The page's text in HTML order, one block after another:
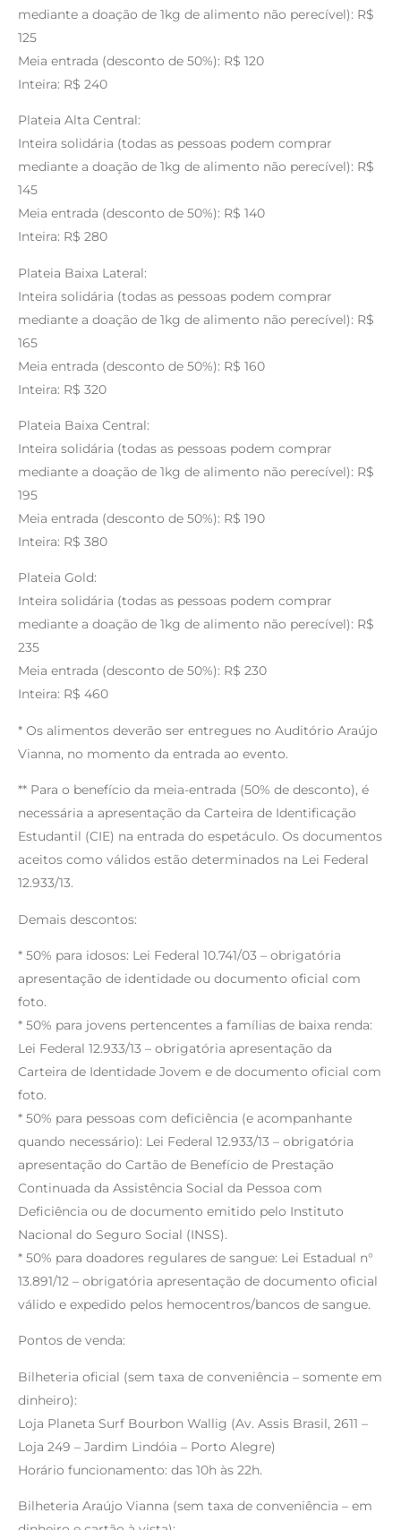
mediante a doação de 1kg de alimento não perecível): R$
125
Meia entrada (desconto de 50%): R$ 120
Inteira: R$ 240
Plateia Alta Central:
Inteira solidária (todas as pessoas podem comprar
mediante a doação de 1kg de alimento não perecível): R$
145
Meia entrada (desconto de 50%): R$ 140
Inteira: R$ 280
Plateia Baixa Lateral:
Inteira solidária (todas as pessoas podem comprar
mediante a doação de 1kg de alimento não perecível): R$
165
Meia entrada (desconto de 50%): R$ 160
Inteira: R$ 320
Plateia Baixa Central:
Inteira solidária (todas as pessoas podem comprar
mediante a doação de 1kg de alimento não perecível): R$
195
Meia entrada (desconto de 50%): R$ 190
Inteira: R$ 380
Plateia Gold:
Inteira solidária (todas as pessoas podem comprar
mediante a doação de 1kg de alimento não perecível): R$
235
Meia entrada (desconto de 50%): R$ 230
Inteira: R$ 460
* Os alimentos deverão ser entregues no Auditório Araújo
Vianna, no momento da entrada ao evento.
** Para o benefício da meia-entrada (50% de desconto), é
necessária a apresentação da Carteira de Identificação
Estudantil (CIE) na entrada do espetáculo. Os documentos
aceitos como válidos estão determinados na Lei Federal
12.933/13.
Demais descontos:
* 50% para idosos: Lei Federal 10.741/03 – obrigatória
apresentação de identidade ou documento oficial com
foto.
* 50% para jovens pertencentes a famílias de baixa renda:
Lei Federal 12.933/13 – obrigatória apresentação da
Carteira de Identidade Jovem e de documento oficial com
foto.
* 50% para pessoas com deficiência (e acompanhante
quando necessário): Lei Federal 12.933/13 – obrigatória
apresentação do Cartão de Benefício de Prestação
Continuada da Assistência Social da Pessoa com
Deficiência ou de documento emitido pelo Instituto
Nacional do Seguro Social (INSS).
* 50% para doadores regulares de sangue: Lei Estadual n°
13.891/12 – obrigatória apresentação de documento oficial
válido e expedido pelos hemocentros/bancos de sangue.
Pontos de venda:
Bilheteria oficial (sem taxa de conveniência – somente em
dinheiro):
Loja Planeta Surf Bourbon Wallig (Av. Assis Brasil, 2611 –
Loja 249 – Jardim Lindóia – Porto Alegre)
Horário funcionamento: das 10h às 22h.
Bilheteria Araújo Vianna (sem taxa de conveniência – em